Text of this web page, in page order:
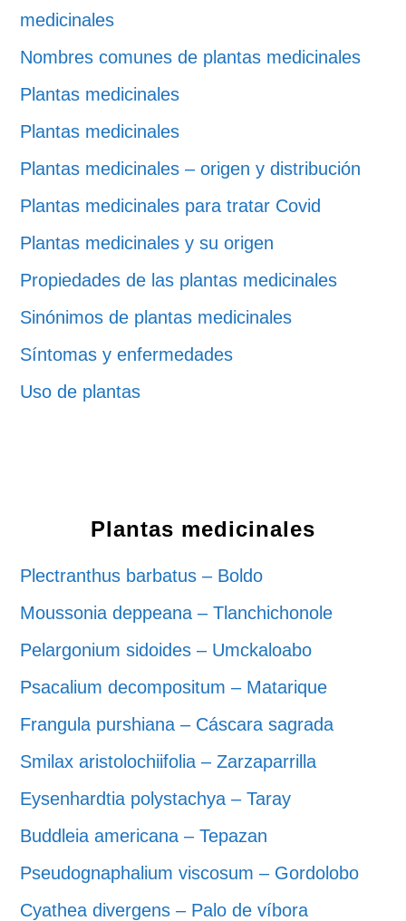
medicinales
Nombres comunes de plantas medicinales
Plantas medicinales
Plantas medicinales
Plantas medicinales – origen y distribución
Plantas medicinales para tratar Covid
Plantas medicinales y su origen
Propiedades de las plantas medicinales
Sinónimos de plantas medicinales
Síntomas y enfermedades
Uso de plantas
Plantas medicinales
Plectranthus barbatus – Boldo
Moussonia deppeana – Tlanchichonole
Pelargonium sidoides – Umckaloabo
Psacalium decompositum – Matarique
Frangula purshiana – Cáscara sagrada
Smilax aristolochiifolia – Zarzaparrilla
Eysenhardtia polystachya – Taray
Buddleia americana – Tepazan
Pseudognaphalium viscosum – Gordolobo
Cyathea divergens – Palo de víbora